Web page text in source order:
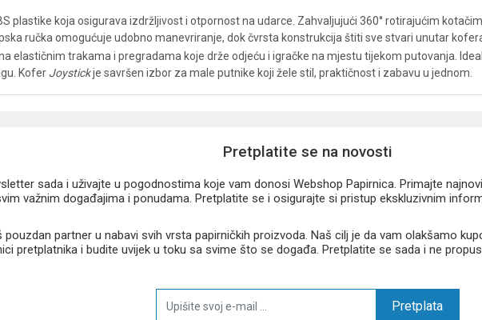
plastike koja osigurava izdržljivost i otpornost na udarce. Zahvaljujući 360° rotirajućim
ručka omogućuje udobno manevriranje, dok čvrsta konstrukcija štiti sve stvari unutar
elastičnim trakama i pregradama koje drže odjeću i igračke na mjestu tijekom putovanja.
Kofer Joystickje savršen izbor za male putnike koji žele stil, praktičnost i zabavu u jednom.
Pretplatite se na novosti
sada i uživajte u pogodnostima koje vam donosi Webshop Papirnica. Primajte
važnim događajima i ponudama. Pretplatite se i osigurajte si pristup ekskluzivnim
pouzdan partner u nabavi svih vrsta papirničkih proizvoda. Naš cilj je da vam olakšamo
pretplatnika i budite uvijek u toku sa svime što se događa. Pretplatite se sada i ne
Pretplata